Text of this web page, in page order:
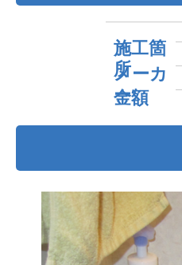
施工箇
所
メーカ
ー
金額